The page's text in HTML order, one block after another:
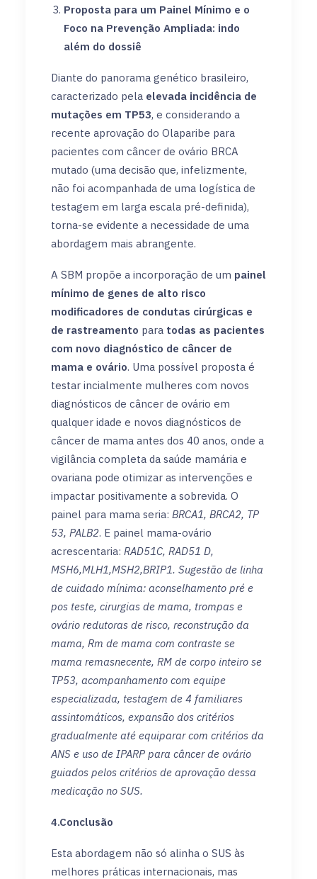
Proposta para um Painel Mínimo e o
Foco na Prevenção Ampliada: indo
além do dossiê
Diante do panorama genético brasileiro,
caracterizado pela elevada incidência de
mutações em TP53, e considerando a
recente aprovação do Olaparibe para
pacientes com câncer de ovário BRCA
mutado (uma decisão que, infelizmente,
não foi acompanhada de uma logística de
testagem em larga escala pré-definida),
torna-se evidente a necessidade de uma
abordagem mais abrangente.
A SBM propõe a incorporação de um painel
mínimo de genes de alto risco
modificadores de condutas cirúrgicas e
de rastreamento para todas as pacientes
com novo diagnóstico de câncer de
mama e ovário. Uma possível proposta é
testar incialmente mulheres com novos
diagnósticos de câncer de ovário em
qualquer idade e novos diagnósticos de
câncer de mama antes dos 40 anos, onde a
vigilância completa da saúde mamária e
ovariana pode otimizar as intervenções e
impactar positivamente a sobrevida. O
painel para mama seria: BRCA1, BRCA2, TP
53, PALB2. E painel mama-ovário
acrescentaria: RAD51C, RAD51 D,
MSH6,MLH1,MSH2,BRIP1. Sugestão de linha
de cuidado mínima: aconselhamento pré e
pos teste, cirurgias de mama, trompas e
ovário redutoras de risco, reconstrução da
mama, Rm de mama com contraste se
mama remasnecente, RM de corpo inteiro se
TP53, acompanhamento com equipe
especializada, testagem de 4 familiares
assintomáticos, expansão dos critérios
gradualmente até equiparar com critérios da
ANS e uso de IPARP para câncer de ovário
guiados pelos critérios de aprovação dessa
medicação no SUS.
4.Conclusão
Esta abordagem não só alinha o SUS às
melhores práticas internacionais, mas